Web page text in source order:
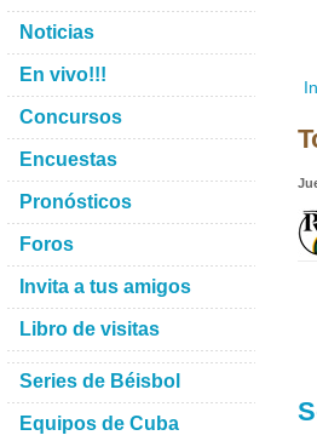
Noticias
En vivo!!!
Concursos
Encuestas
Pronósticos
Foros
Invita a tus amigos
Libro de visitas
Series de Béisbol
Equipos de Cuba